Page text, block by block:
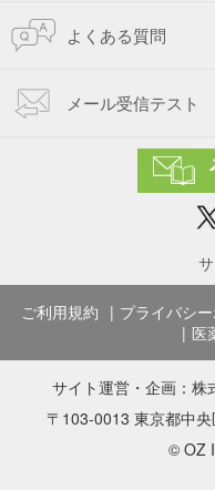
よくある質問
メール受信テスト
ご利用規約 プライバシ
医
サイト運営・企画： 株
〒103-0013 東京都中
© OZ